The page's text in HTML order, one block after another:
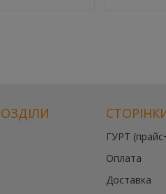
ГУРТ
Оплата
Доставка